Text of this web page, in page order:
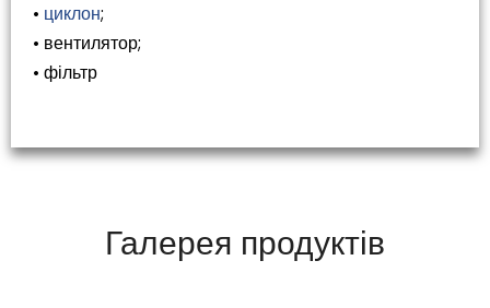
• циклон;
• вентилятор;
• фільтр
Галерея продуктів